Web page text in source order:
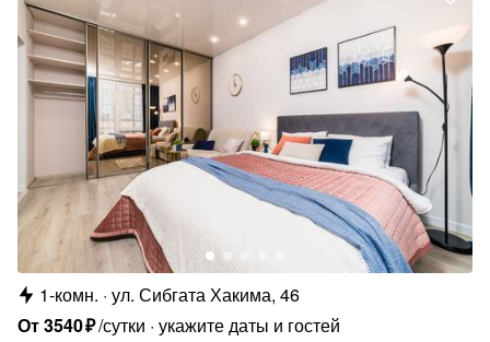
1-комн. ул. Сибгата Хакима, 46
От3540₽/сутки укажите даты и гостей